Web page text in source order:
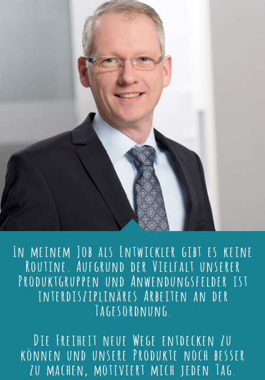
In meinem Job als Entwickler gibt es keine
Routine. Aufgrund der Vielfalt unserer
Produktgruppen und Anwendungsfelder ist
interdisziplinäres Arbeiten an der
Tagesordnung.
Die Freiheit neue Wege entdecken zu
können und unsere Produkte noch besser
zu machen, motiviert mich jeden Tag.